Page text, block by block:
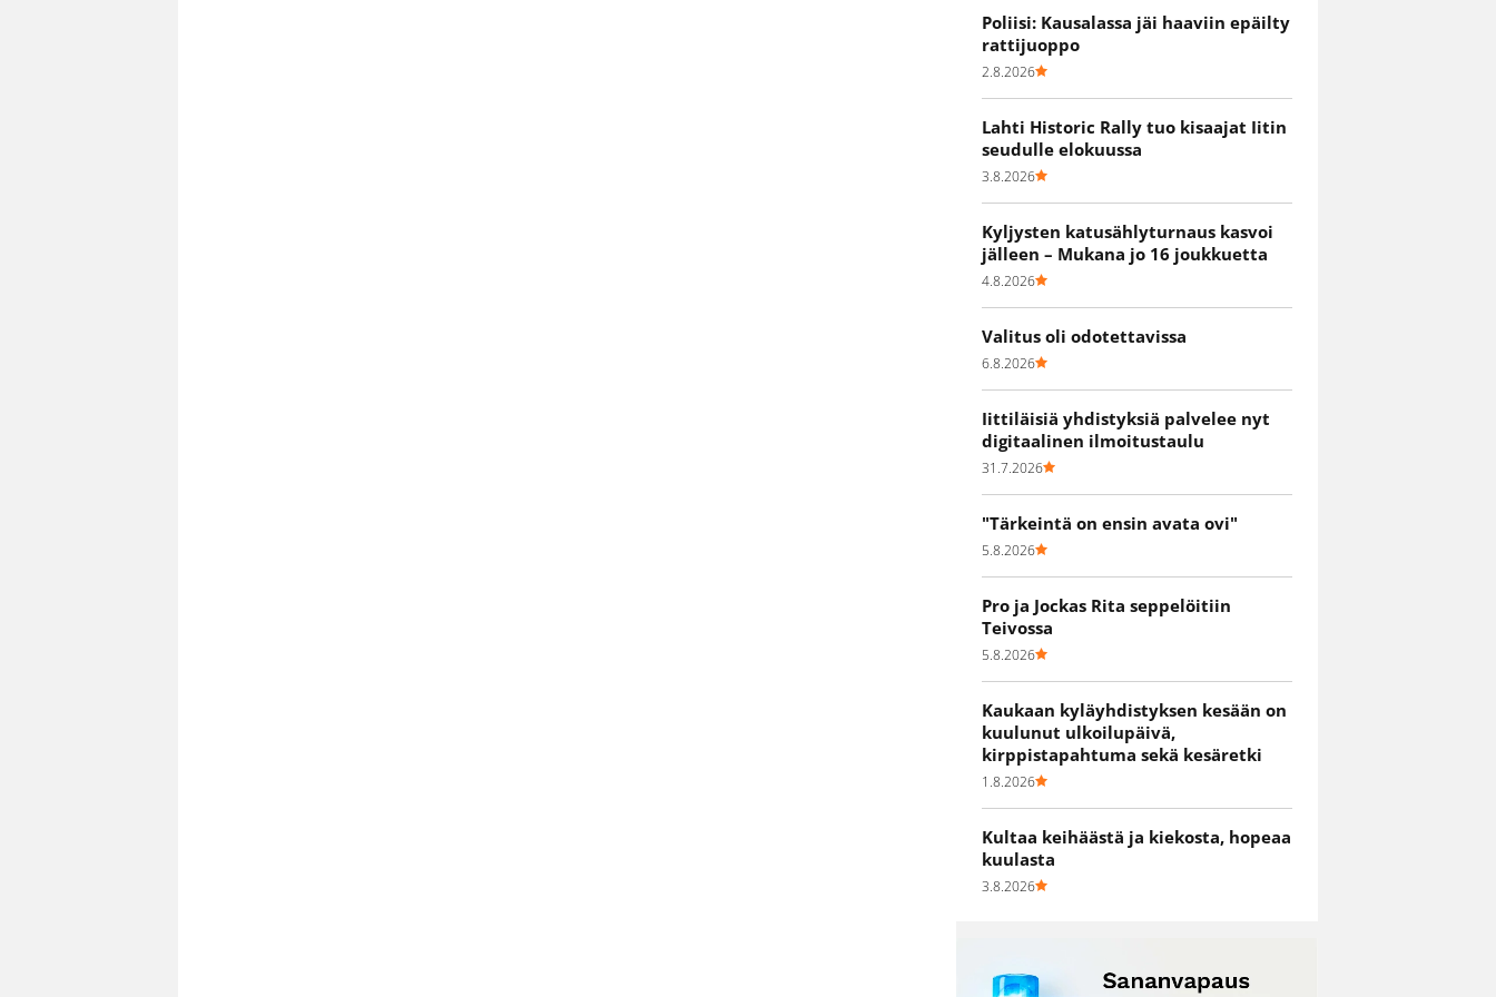
Poliisi: Kausalassa jäi haaviin epäilty
rattijuoppo
2.8.2026
Lahti Historic Rally tuo kisaajat Iitin
seudulle elokuussa
3.8.2026
Kyljysten katusählyturnaus kasvoi
jälleen – Mukana jo 16 joukkuetta
4.8.2026
Valitus oli odotettavissa
6.8.2026
Iittiläisiä yhdistyksiä palvelee nyt
digitaalinen ilmoitustaulu
31.7.2026
"Tärkeintä on ensin avata ovi"
5.8.2026
Pro ja Jockas Rita seppelöitiin
Teivossa
5.8.2026
Kaukaan kyläyhdistyksen kesään on
kuulunut ulkoilupäivä,
kirppistapahtuma sekä kesäretki
1.8.2026
Kultaa keihäästä ja kiekosta, hopeaa
kuulasta
3.8.2026